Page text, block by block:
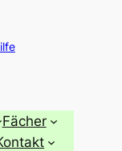
Fächer